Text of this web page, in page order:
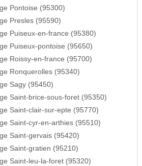
Pontoise (95300)
Presles (95590)
Puiseux-en-france (95380)
Puiseux-pontoise (95650)
Roissy-en-france (95700)
Ronquerolles (95340)
Sagy (95450)
Saint-brice-sous-foret (95350)
Saint-clair-sur-epte (95770)
Saint-cyr-en-arthies (95510)
Saint-gervais (95420)
Saint-gratien (95210)
Saint-leu-la-foret (95320)